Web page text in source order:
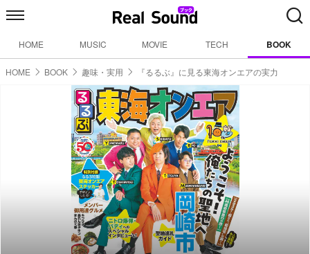
HOME MUSIC MOVIE TECH BOOK
HOME BOOK 趣味・実用 『るるぶ』に見る東海オンエアの実力